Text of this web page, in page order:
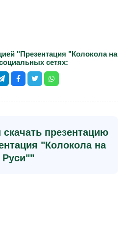
"Презентация "Колокола на
сетях:
презентацию
"Колокола на
Руси""